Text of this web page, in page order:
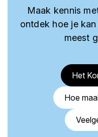
Maak kennis
ontdek hoe je
meest
Het
Hoe